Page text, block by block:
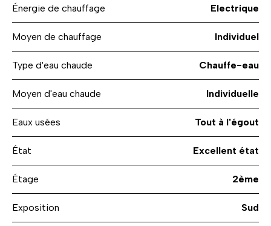
Énergie de chauffage Electrique
Moyen de chauffage Individuel
Type d'eau chaude Chauffe-eau
Moyen d'eau chaude Individuelle
Eaux usées Tout à l'égout
État Excellent état
Étage 2ème
Exposition Sud